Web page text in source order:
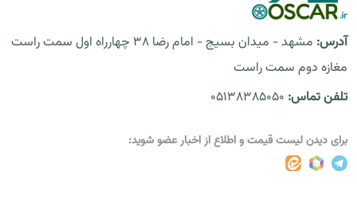
آدرس:
مشهد - میدان بسیج - امام رضا 38 چهارراه اول سمت راست
مغازه دوم سمت راست
تلفن تماس: 05138385050
برای دیدن لیست قیمت و اطلاع از اخبار عضو شوید: